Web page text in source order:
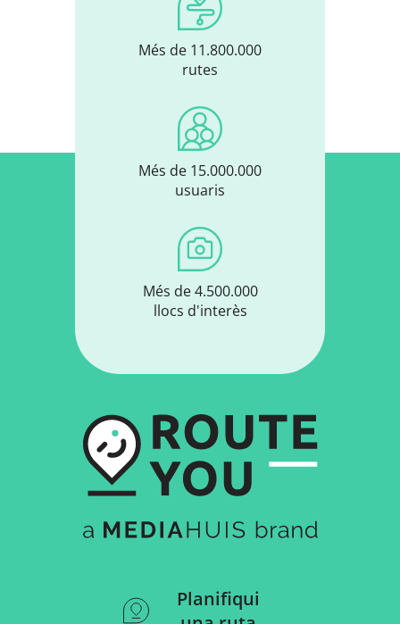
Més de 11.800.000
rutes
Més de 15.000.000
usuaris
Més de 4.500.000
llocs d'interès
Planifiqui